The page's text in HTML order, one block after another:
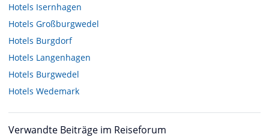
Hotels Isernhagen
Hotels Großburgwedel
Hotels Burgdorf
Hotels Langenhagen
Hotels Burgwedel
Hotels Wedemark
Verwandte Beiträge im Reiseforum